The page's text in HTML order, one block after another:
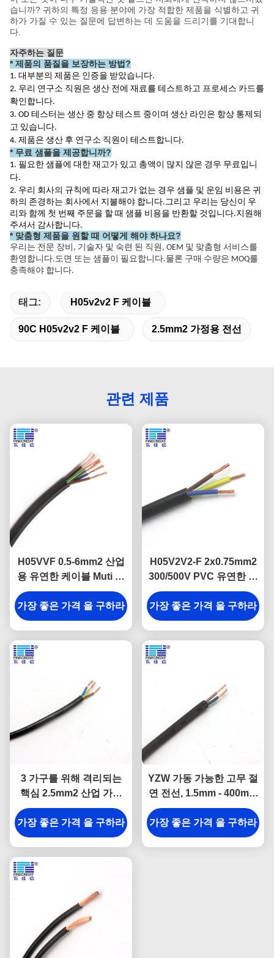
습니까? 귀하의 특정 응용 분야에 가장 적합한 제품을 식별하고 귀
하가 가질 수 있는 질문에 답변하는 데 도움을 드리기를 기대합니
다.
자주하는 질문
*제품의 품질을 보장하는 방법?
1. 대부분의 제품은 인증을 받았습니다.
2. 우리 연구소 직원은 생산 전에 재료를 테스트하고 프로세스 카드를
확인합니다.
3. OD 테스터는 생산 중 항상 테스트 중이며 생산 라인은 항상 통제되
고 있습니다.
4. 제품은 생산 후 연구소 직원이 테스트합니다.
* 무료 샘플을 제공합니까?
1. 필요한 샘플에 대한 재고가 있고 총액이 많지 않은 경우 무료입니
다.
2. 우리 회사의 규칙에 따라 재고가 없는 경우 샘플 및 운임 비용은 귀
하의 존경하는 회사에서 지불해야 합니다.그리고 우리는 당신이 우
리와 함께 첫 번째 주문을 할 때 샘플 비용을 반환할 것입니다.지원해
주셔서 감사합니다.
* 맞춤형 제품을 원할 때 어떻게 해야 하나요?
우리는 전문 장비, 기술자 및 숙련 된 직원, OEM 및 맞춤형 서비스를
환영합니다.도면 또는 샘플이 필요합니다.물론 구매 수량은 MOQ를
충족해야 합니다.
태그: H05v2v2 F 케이블
90C H05v2v2 F 케이블 2.5mm2 가정용 전선
관련 제품
H05VVF 0.5-6mm2 산업
용 유연한 케이블 Muti 코
어 구리 도체
가장 좋은 가격 을 구하라
H05V2V2-F 2x0.75mm2
300/500V PVC 유연한 전
원 케이블 VDE 승인
가장 좋은 가격 을 구하라
3 가구를 위해 격리되는
핵심 2.5mm2 산업 가동
가능한 케이블 PVC
가장 좋은 가격 을 구하라
YZW 가동 가능한 고무 절
연 전선, 1.5mm - 400mm
벌거벗은 구리 지휘자 케
이블
가장 좋은 가격 을 구하라